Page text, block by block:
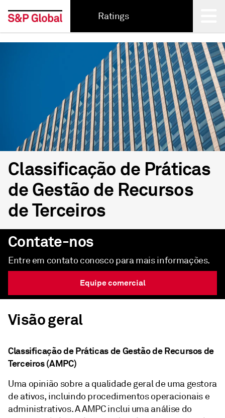
Ratings
Classificação de Práticas
de Gestão de Recursos
de Terceiros
Contate-nos
Entre em contato conosco para mais informações.
Equipe comercial
Visão geral
Classificação de Práticas de Gestão de Recursos de
Terceiros (AMPC)
Uma opinião sobre a qualidade geral de uma gestora
de ativos, incluindo procedimentos operacionais e
administrativos. A AMPC inclui uma análise do